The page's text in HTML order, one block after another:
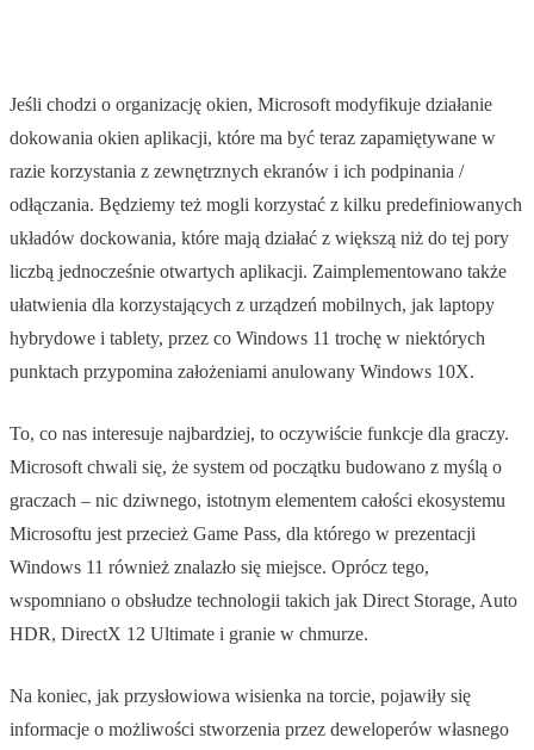
Jeśli chodzi o organizację okien, Microsoft modyfikuje działanie
dokowania okien aplikacji, które ma być teraz zapamiętywane w
razie korzystania z zewnętrznych ekranów i ich podpinania /
odłączania. Będziemy też mogli korzystać z kilku predefiniowanych
układów dockowania, które mają działać z większą niż do tej pory
liczbą jednocześnie otwartych aplikacji. Zaimplementowano także
ułatwienia dla korzystających z urządzeń mobilnych, jak laptopy
hybrydowe i tablety, przez co Windows 11 trochę w niektórych
punktach przypomina założeniami anulowany Windows 10X.
To, co nas interesuje najbardziej, to oczywiście funkcje dla graczy.
Microsoft chwali się, że system od początku budowano z myślą o
graczach – nic dziwnego, istotnym elementem całości ekosystemu
Microsoftu jest przecież Game Pass, dla którego w prezentacji
Windows 11 również znalazło się miejsce. Oprócz tego,
wspomniano o obsłudze technologii takich jak Direct Storage, Auto
HDR, DirectX 12 Ultimate i granie w chmurze.
Na koniec, jak przysłowiowa wisienka na torcie, pojawiły się
informacje o możliwości stworzenia przez deweloperów własnego